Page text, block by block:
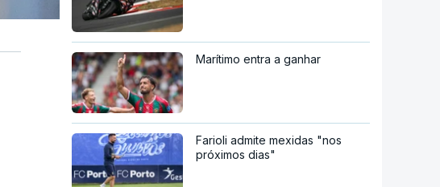
Marítimo entra a ganhar
Farioli admite mexidas "nos
próximos dias"